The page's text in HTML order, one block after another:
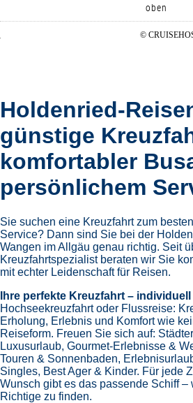
oben
©
Holdenried-
günstige
komfortabler
persönlichem
Sie suchen eine Kreuzfahrt zum
Service? Dann sind Sie bei der
Wangen im Allgäu genau richtig. Seit
Kreuzfahrtspezialist beraten wir Sie
mit echter Leidenschaft für Reisen.
Ihre perfekte Kreuzfahrt –
Hochseekreuzfahrt oder Flussreise:
Erholung, Erlebnis und Komfort wie
Reiseform. Freuen Sie sich auf:
Luxusurlaub, Gourmet-Erlebnisse &
Touren & Sonnenbaden,
Singles, Best Ager & Kinder. Für jede
Wunsch gibt es das passende Schiff –
Richtige zu finden.